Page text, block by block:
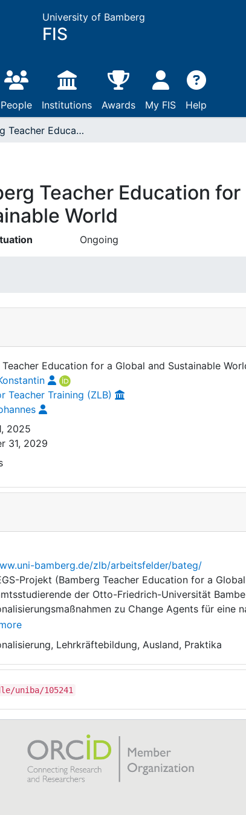
University of Bamberg
FIS
People Institutions Awards My FIS Help
Bamberg Teacher Education for a Global and Sustainable World
Teacher Education
World
Ongoing
Teacher Education for a Global and Sustainable
Teacher Training (ZLB)
2025
31, 2029
bamberg.de/zlb/arbeitsfelder/bateg/
Projekt (Bamberg Teacher Education for a
der Otto-Friedrich-Universität
zu Change Agents für eine
Weltgestaltung zu befähigen. Denn
und Bildung für nachhaltige Entwicklung
2030 und deren 17 Sustainable Development
die an den im Rahmen des BaTEGS-
Klassenzimmern besser antizipieren und
Lehrkräftebildung bestmöglichst gelingt, braucht
Letztgenannte.
Lehrkräftebildung, Ausland, Praktika
uniba/105241